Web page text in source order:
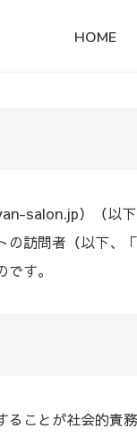
HOME
salon.jp）（以
訪問者（以下、
す。
ことが社会的責